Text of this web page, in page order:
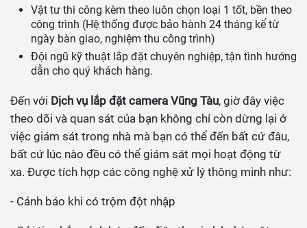
Vật tư thi công kèm theo luôn chọn loại 1 tốt, bền theo
công trình (Hệ thống được bảo hành 24 tháng kể từ
ngày bàn giao, nghiệm thu công trình)
Đội ngũ kỹ thuật lắp đặt chuyên nghiệp, tận tình hướng
dẫn cho quý khách hàng.
Đến với Dịch vụ lắp đặt camera Vũng Tàu, giờ đây việc
theo dõi và quan sát của bạn không chỉ còn dừng lại ở
việc giám sát trong nhà mà bạn có thể đến bất cứ đâu,
bất cứ lúc nào đều có thể giám sát mọi hoạt động từ
xa. Được tích hợp các công nghệ xử lý thông minh như:
- Cảnh báo khi có trộm đột nhập